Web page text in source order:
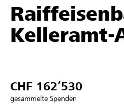
Unterstützen
Hilfe & Support
Kelleramt-
CHF 162’530
gesammelte Spenden